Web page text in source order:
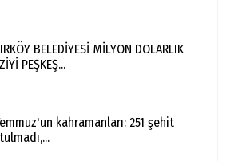
BELEDİYESİ MİLYON DOLARLIK
PEŞKEŞ...
kahramanları: 251 şehit